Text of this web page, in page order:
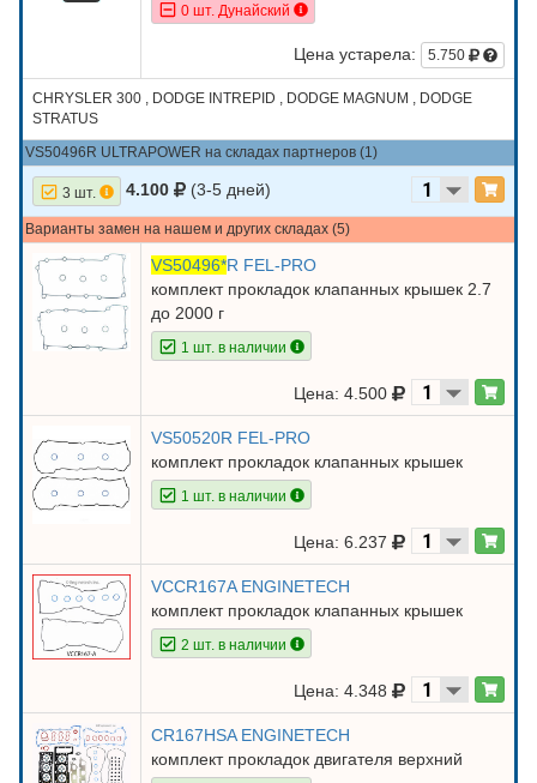
0 шт. Дунайский
Цена устарела: 5.750
CHRYSLER 300 , DODGE INTREPID , DODGE MAGNUM , DODGE
STRATUS
VS50496R ULTRAPOWER на складах партнеров (1)
3 шт. 4.100 (3-5 дней)
Варианты замен на нашем и других складах (5)
VS50496*R FEL-PRO
комплект прокладок клапанных крышек 2.7
до 2000 г
1 шт. в наличии
Цена: 4.500
VS50520R FEL-PRO
комплект прокладок клапанных крышек
1 шт. в наличии
Цена: 6.237
VCCR167A ENGINETECH
комплект прокладок клапанных крышек
2 шт. в наличии
Цена: 4.348
CR167HSA ENGINETECH
комплект прокладок двигателя верхний